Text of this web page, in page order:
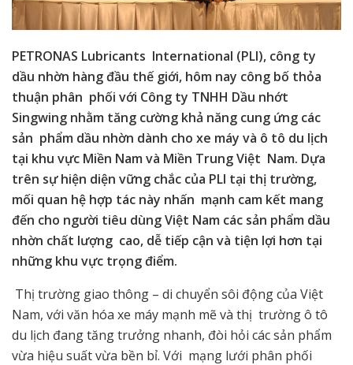
PETRONAS Lubricants International (PLI), công ty
dầu nhờn hàng đầu thế giới, hôm nay công bố thỏa
thuận phân phối với Công ty TNHH Dầu nhớt
Singwing nhằm tăng cường khả năng cung ứng các
sản phẩm dầu nhờn dành cho xe máy và ô tô du lịch
tại khu vực Miền Nam và Miền Trung Việt Nam. Dựa
trên sự hiện diện vững chắc của PLI tại thị trường,
mối quan hệ hợp tác này nhấn mạnh cam kết mang
đến cho người tiêu dùng Việt Nam các sản phẩm dầu
nhờn chất lượng cao, dễ tiếp cận và tiện lợi hơn tại
những khu vực trọng điểm.
Thị trường giao thông – di chuyển sôi động của Việt
Nam, với văn hóa xe máy mạnh mẽ và thị trường ô tô
du lịch đang tăng trưởng nhanh, đòi hỏi các sản phẩm
vừa hiệu suất vừa bền bỉ. Với mạng lưới phân phối